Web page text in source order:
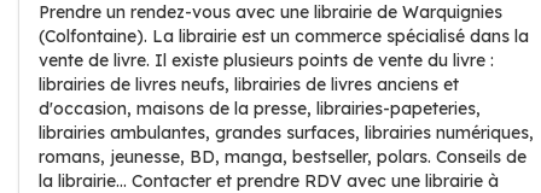
Prendre un rendez-vous avec une librairie de Warquignies
(Colfontaine). La librairie est un commerce spécialisé dans la
vente de livre. Il existe plusieurs points de vente du livre :
librairies de livres neufs, librairies de livres anciens et
d'occasion, maisons de la presse, librairies-papeteries,
librairies ambulantes, grandes surfaces, librairies numériques,
romans, jeunesse, BD, manga, bestseller, polars. Conseils de
la librairie... Contacter et prendre RDV avec une librairie à